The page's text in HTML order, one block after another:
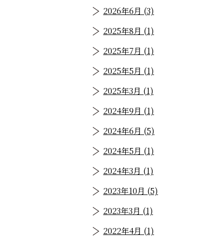
2026年6月 (3)
2025年8月 (1)
2025年7月 (1)
2025年5月 (1)
2025年3月 (1)
2024年9月 (1)
2024年6月 (5)
2024年5月 (1)
2024年3月 (1)
2023年10月 (5)
2023年3月 (1)
2022年4月 (1)